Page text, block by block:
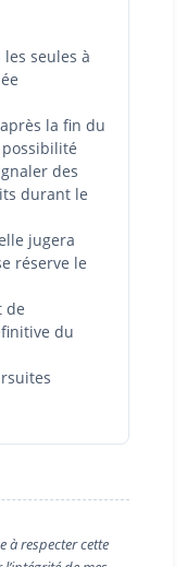
seules à
la fin du
des
durant le
jugera
réserve le
de
du
à respecter cette